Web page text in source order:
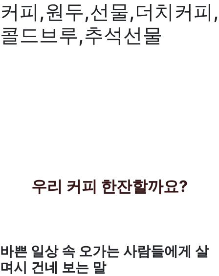
커피,원두,선물,더치커피,
콜드브루,추석선물
우리 커피 한잔할까요?
바쁜 일상 속 오가는 사람들에게 살
며시 건네 보는 말